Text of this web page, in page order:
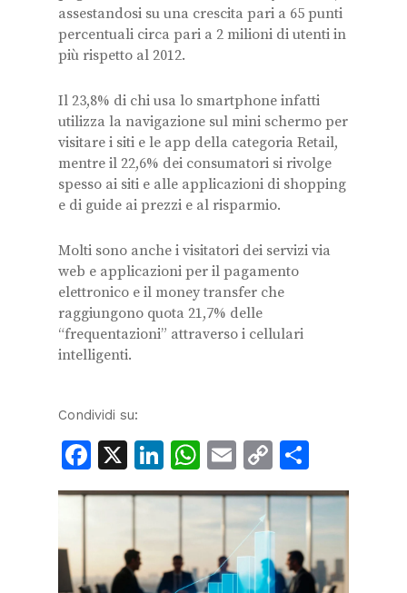
assestandosi su una crescita pari a 65 punti
percentuali circa pari a 2 milioni di utenti in
più rispetto al 2012.
Il 23,8% di chi usa lo smartphone infatti
utilizza la navigazione sul mini schermo per
visitare i siti e le app della categoria Retail,
mentre il 22,6% dei consumatori si rivolge
spesso ai siti e alle applicazioni di shopping
e di guide ai prezzi e al risparmio.
Molti sono anche i visitatori dei servizi via
web e applicazioni per il pagamento
elettronico e il money transfer che
raggiungono quota 21,7% delle
“frequentazioni” attraverso i cellulari
intelligenti.
Condividi su:
Facebook
X LinkedIn
WhatsApp
Email
Copy
Link